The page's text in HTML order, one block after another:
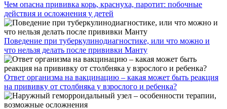
Чем опасна прививка корь, краснуха, паротит: побочные
действия и осложнения у детей
Поведение при туберкулинодиагностике, или что можно и
что нельзя делать после прививки Манту
Ответ организма на вакцинацию – какая может быть реакция
на прививку от столбняка у взрослого и ребенка?